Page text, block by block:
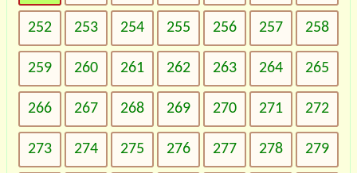
252 253 254 255 256 257 258
259 260 261 262 263 264 265
266 267 268 269 270 271 272
273 274 275 276 277 278 279